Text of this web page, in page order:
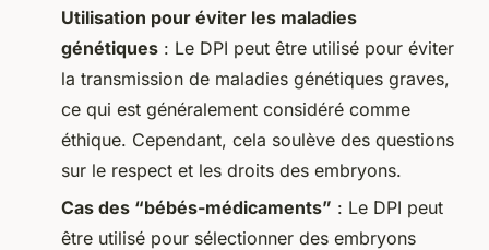
Utilisation pour éviter les maladies
génétiques : Le DPI peut être utilisé pour éviter
la transmission de maladies génétiques graves,
ce qui est généralement considéré comme
éthique. Cependant, cela soulève des questions
sur le respect et les droits des embryons.
Cas des “bébés-médicaments” : Le DPI peut
être utilisé pour sélectionner des embryons